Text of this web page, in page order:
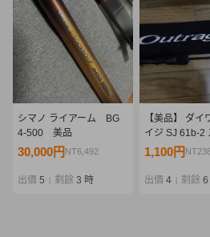
シマノ ライアーム BG
4-500 美品
30,000円 NT6,492
出價 5 剩餘 3 時
【美品】 ダイ
イジ SJ 61b-2
ギング ジギン
1,100円
出價 4 剩餘 6